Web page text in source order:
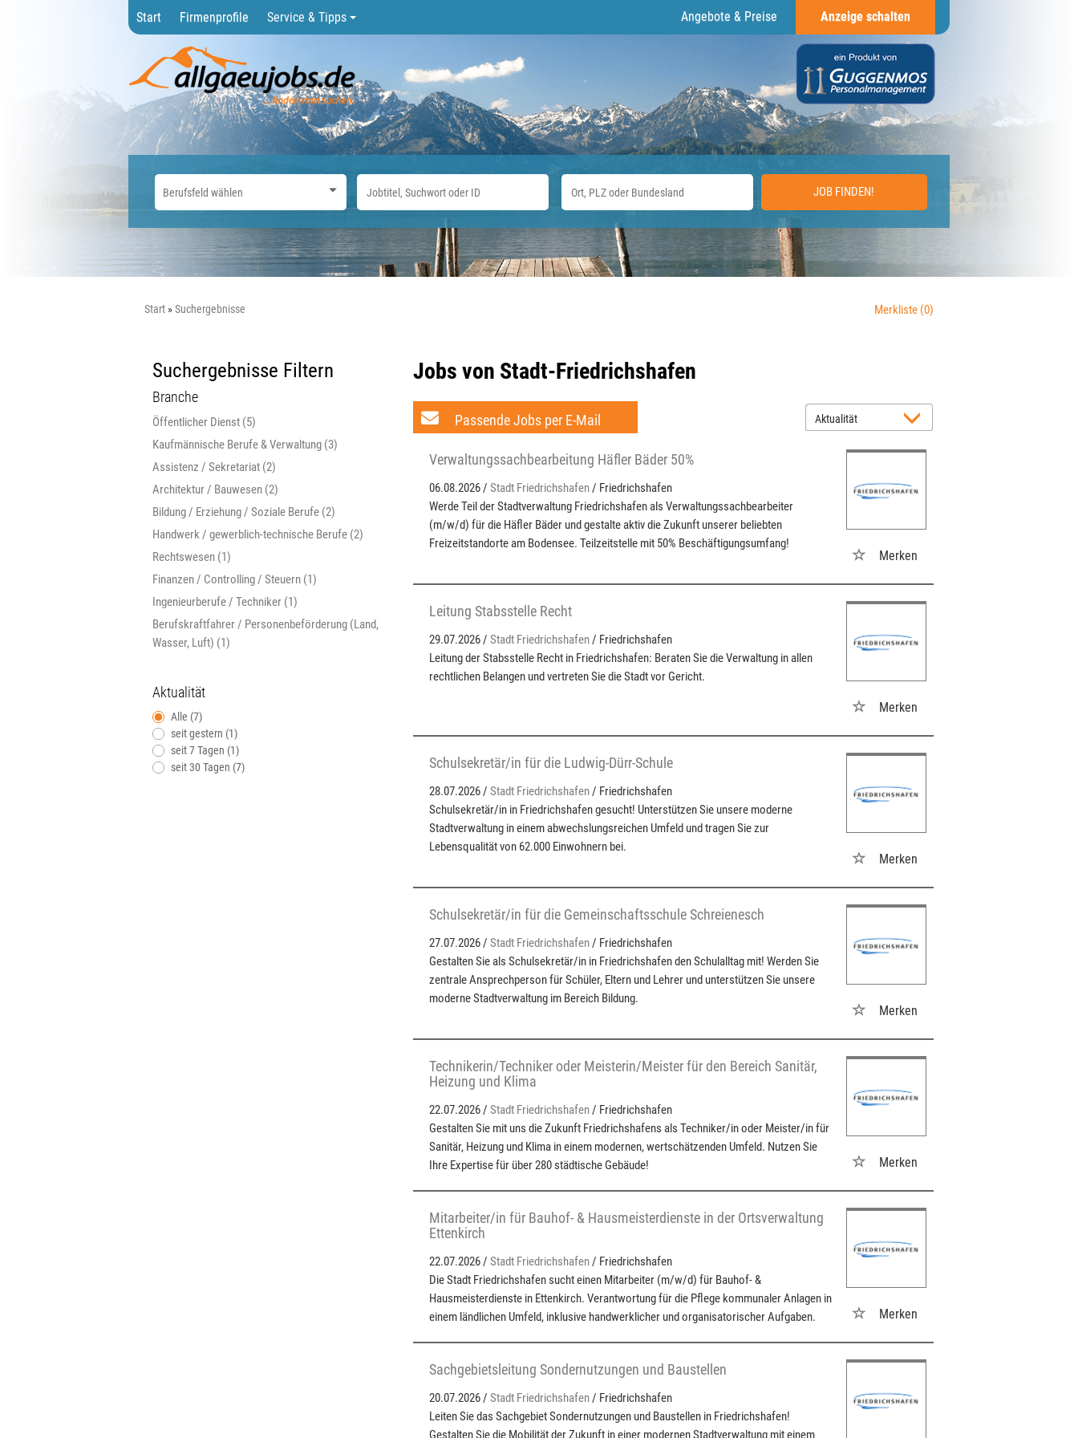
Start Firmenprofile Service & Tipps Angebote & Preise Anzeige schalten
JOB FINDEN!
Start Suchergebnisse Merkliste (0)
Suchergebnisse Filtern
Branche
Öffentlicher Dienst (5)
Kaufmännische Berufe & Verwaltung (3)
Assistenz / Sekretariat (2)
Architektur / Bauwesen (2)
Bildung / Erziehung / Soziale Berufe (2)
Handwerk / gewerblich-technische Berufe (2)
Rechtswesen (1)
Finanzen / Controlling / Steuern (1)
Ingenieurberufe / Techniker (1)
Berufskraftfahrer / Personenbeförderung (Land,
Wasser, Luft) (1)
Aktualität
Alle (7)
seit gestern (1)
seit 7 Tagen (1)
seit 30 Tagen (7)
Jobs von Stadt-Friedrichshafen
Passende Jobs per E-Mail
Verwaltungssachbearbeitung Häfler Bäder 50%
06.08.2026 / Stadt Friedrichshafen/ Friedrichshafen
Werde Teil der Stadtverwaltung Friedrichshafen als Verwaltungssachbearbeiter
(m/w/d) für die Häfler Bäder und gestalte aktiv die Zukunft unserer beliebten
Freizeitstandorte am Bodensee. Teilzeitstelle mit 50% Beschäftigungsumfang!
Merken
Leitung Stabsstelle Recht
29.07.2026 / Stadt Friedrichshafen/ Friedrichshafen
Leitung der Stabsstelle Recht in Friedrichshafen: Beraten Sie die Verwaltung in allen
rechtlichen Belangen und vertreten Sie die Stadt vor Gericht.
Merken
Schulsekretär/in für die Ludwig-Dürr-Schule
28.07.2026 / Stadt Friedrichshafen/ Friedrichshafen
Schulsekretär/in in Friedrichshafen gesucht! Unterstützen Sie unsere moderne
Stadtverwaltung in einem abwechslungsreichen Umfeld und tragen Sie zur
Lebensqualität von 62.000 Einwohnern bei.
Merken
Schulsekretär/in für die Gemeinschaftsschule Schreienesch
27.07.2026 / Stadt Friedrichshafen/ Friedrichshafen
Gestalten Sie als Schulsekretär/in in Friedrichshafen den Schulalltag mit! Werden Sie
zentrale Ansprechperson für Schüler, Eltern und Lehrer und unterstützen Sie unsere
moderne Stadtverwaltung im Bereich Bildung.
Merken
Technikerin/Techniker oder Meisterin/Meister für den Bereich Sanitär,
Heizung und Klima
22.07.2026 / Stadt Friedrichshafen/ Friedrichshafen
Gestalten Sie mit uns die Zukunft Friedrichshafens als Techniker/in oder Meister/in für
Sanitär, Heizung und Klima in einem modernen, wertschätzenden Umfeld. Nutzen Sie
Ihre Expertise für über 280 städtische Gebäude!
Merken
Mitarbeiter/in für Bauhof- & Hausmeisterdienste in der Ortsverwaltung
Ettenkirch
22.07.2026 / Stadt Friedrichshafen/ Friedrichshafen
Die Stadt Friedrichshafen sucht einen Mitarbeiter (m/w/d) für Bauhof- &
Hausmeisterdienste in Ettenkirch. Verantwortung für die Pflege kommunaler Anlagen in
einem ländlichen Umfeld, inklusive handwerklicher und organisatorischer Aufgaben.
Merken
Sachgebietsleitung Sondernutzungen und Baustellen
20.07.2026 / Stadt Friedrichshafen/ Friedrichshafen
Leiten Sie das Sachgebiet Sondernutzungen und Baustellen in Friedrichshafen!
Gestalten Sie die Mobilität der Zukunft in einer modernen Stadtverwaltung mit einem